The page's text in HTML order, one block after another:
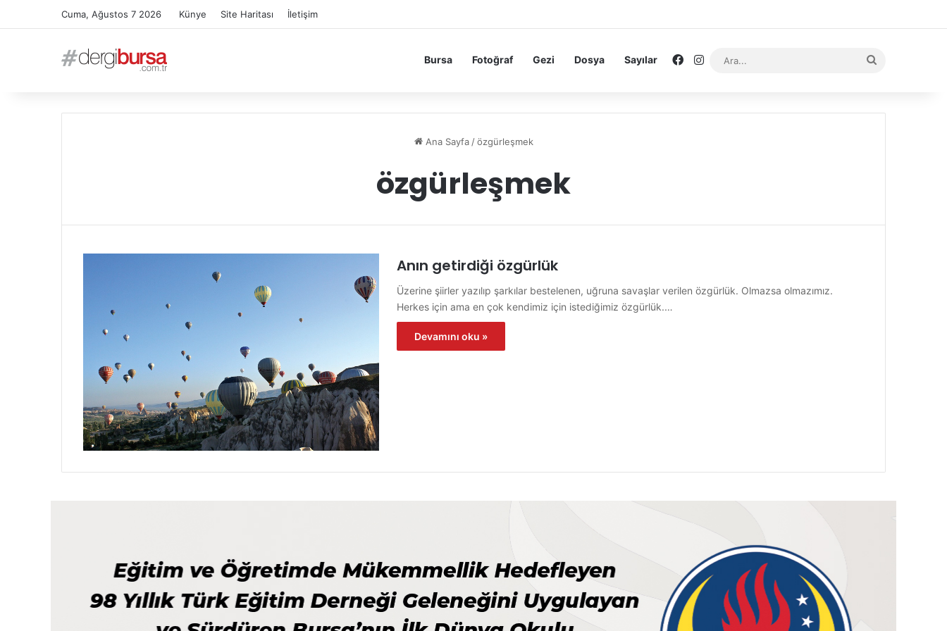
Cuma, Ağustos 7 2026 Künye Site Haritası İletişim
Bursa Fotoğraf Gezi Dosya Sayılar Facebook
Instagram
Ana Sayfa / özgürleşmek
özgürleşmek
Anın getirdiği özgürlük
Üzerine şiirler yazılıp şarkılar bestelenen, uğruna savaşlar verilen özgürlük. Olmazsa olmazımız.
Herkes için ama en çok kendimiz için istediğimiz özgürlük.…
Devamını oku »